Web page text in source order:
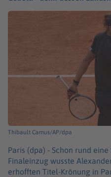
Thibault Camus/AP/dpa
Paris (dpa) - Schon rund
Finaleinzug wusste
erhofften Titel-Krönung in